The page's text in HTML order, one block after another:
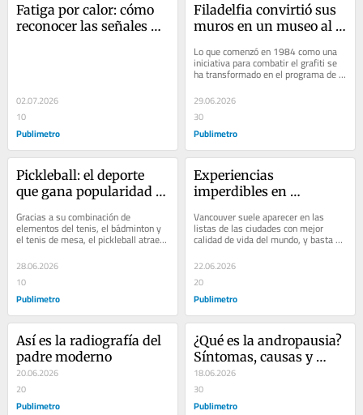
Fatiga por calor: cómo
reconocer las señales de
02.07.2026
10
Publimetro
Filadelfia convirtió sus
muros en un museo al
obras de arte
Lo que comenzó en 1984 como una
iniciativa para combatir el grafiti se
ha transformado en el programa de
arte público más grande de Estados
Unidos....
29.06.2026
30
Publimetro
Pickleball: el deporte
que gana popularidad
Gracias a su combinación de
elementos del tenis, el bádminton y
el tenis de mesa, el pickleball atrae
tanto a principiantes como a
personas que...
28.06.2026
10
Publimetro
Experiencias
imperdibles en
Pacífico canadiense
Vancouver suele aparecer en las
listas de las ciudades con mejor
calidad de vida del mundo, y basta
pasar unos días en ella para entender
por qué....
22.06.2026
20
Publimetro
Así es la radiografía del
padre moderno
20.06.2026
20
Publimetro
¿Qué es la andropausia?
Síntomas, causas y
tratamiento
18.06.2026
30
Publimetro